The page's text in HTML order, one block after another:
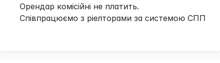
Орендар комісійні не платить.
Співпрацюємо з ріелторами за системою СПП